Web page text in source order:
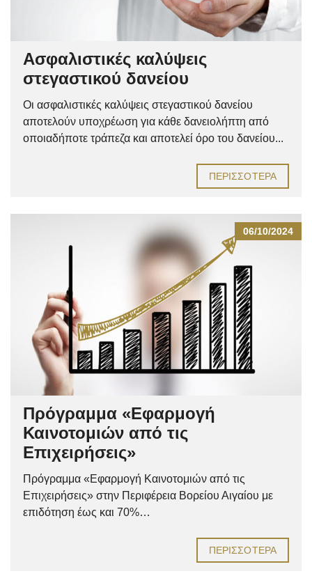
Ασφαλιστικές καλύψεις
στεγαστικού δανείου
Οι ασφαλιστικές καλύψεις στεγαστικού δανείου
αποτελούν υποχρέωση για κάθε δανειολήπτη από
οποιαδήποτε τράπεζα και αποτελεί όρο του δανείου...
ΠΕΡΙΣΣΌΤΕΡΑ
06/10/2024
Πρόγραμμα «Εφαρμογή
Καινοτομιών από τις
Επιχειρήσεις»
Πρόγραμμα «Εφαρμογή Καινοτομιών από τις
Επιχειρήσεις» στην Περιφέρεια Βορείου Αιγαίου με
επιδότηση έως και 70%…
ΠΕΡΙΣΣΌΤΕΡΑ